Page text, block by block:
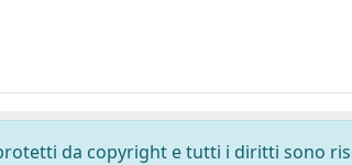
da copyright e tutti i diritti sono